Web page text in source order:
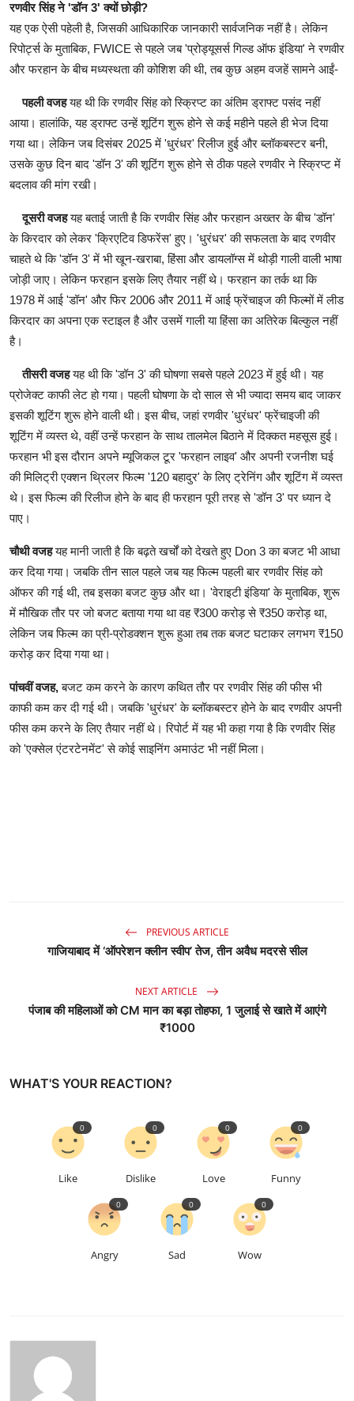
रणवीर सिंह ने 'डॉन 3' क्यों छोड़ी?
यह एक ऐसी पहेली है, जिसकी आध‍िकारिक जानकारी सार्वजनिक नहीं है। लेकिन
रिपोर्ट्स के मुताबिक, FWICE से पहले जब 'प्रोड्यूसर्स गिल्ड ऑफ इंडिया' ने रणवीर
और फरहान के बीच मध्यस्थता की कोश‍िश की थी, तब कुछ अहम वजहें सामने आईं-
पहली वजहयह थी कि रणवीर सिंह को स्क्रिप्ट का अंतिम ड्राफ्ट पसंद नहीं
आया। हालांकि, यह ड्राफ्ट उन्हें शूटिंग शुरू होने से कई महीने पहले ही भेज दिया
गया था। लेकिन जब दिसंबर 2025 में 'धुरंधर' रिलीज हुई और ब्‍लॉकबस्‍टर बनी,
उसके कुछ दिन बाद 'डॉन 3' की शूटिंग शुरू होने से ठीक पहले रणवीर ने स्‍क्र‍िप्‍ट में
बदलाव की मांग रखी।
दूसरी वजहयह बताई जाती है कि रणवीर सिंह और फरहान अख्‍तर के बीच 'डॉन'
के किरदार को लेकर 'क्रिएटिव डिफरेंस' हुए। 'धुरंधर' की सफलता के बाद रणवीर
चाहते थे कि 'डॉन 3' में भी खून-खराबा, हिंसा और डायलॉग्‍स में थोड़ी गाली वाली भाषा
जोड़ी जाए। लेकिन फरहान इसके लिए तैयार नहीं थे। फरहान का तर्क था कि
1978 में आई 'डॉन' और फिर 2006 और 2011 में आई फ्रेंचाइज की फिल्‍मों में लीड
किरदार का अपना एक स्‍टाइल है और उसमें गाली या हिंसा का अतिरेक बिल्‍कुल नहीं
है।
तीसरी वजहयह थी कि 'डॉन 3' की घोषणा सबसे पहले 2023 में हुई थी। यह
प्रोजेक्‍ट काफी लेट हो गया। पहली घोषणा के दो साल से भी ज्यादा समय बाद जाकर
इसकी शूटिंग शुरू होने वाली थी। इस बीच, जहां रणवीर 'धुरंधर' फ्रेंचाइजी की
शूटिंग में व्यस्त थे, वहीं उन्हें फरहान के साथ तालमेल बिठाने में दिक्कत महसूस हुई।
फरहान भी इस दौरान अपने म्यूजिकल टूर 'फरहान लाइव' और अपनी रजनीश घई
की मिलिट्री एक्शन थ्रिलर फ‍िल्म '120 बहादुर' के लिए ट्रेनिंग और शूटिंग में व्‍यस्‍त
थे। इस फिल्‍म की रिलीज होने के बाद ही फरहान पूरी तरह से 'डॉन 3' पर ध्यान दे
पाए।
चौथी वजहयह मानी जाती है कि बढ़ते खर्चों को देखते हुए Don 3 का बजट भी आधा
कर दिया गया। जबकि तीन साल पहले जब यह फ‍िल्म पहली बार रणवीर सिंह को
ऑफर की गई थी, तब इसका बजट कुछ और था। 'वेराइटी इंडिया' के मुताबिक, शुरू
में मौखिक तौर पर जो बजट बताया गया था वह ₹300 करोड़ से ₹350 करोड़ था,
लेकिन जब फिल्म का प्री-प्रोडक्शन शुरू हुआ तब तक बजट घटाकर लगभग ₹150
करोड़ कर दिया गया था।
पांचवीं वजह,बजट कम करने के कारण कथ‍ित तौर पर रणवीर सिंह की फीस भी
काफी कम कर दी गई थी। जबकि 'धुरंधर' के ब्‍लॉकबस्‍टर होने के बाद रणवीर अपनी
फीस कम करने के लिए तैयार नहीं थे। रिपोर्ट में यह भी कहा गया है कि रणवीर सिंह
को 'एक्‍सेल एंटरटेनमेंट' से कोई साइनिंग अमाउंट भी नहीं मिला।
PREVIOUS ARTICLE
गाजियाबाद में ‘ऑपरेशन क्लीन स्वीप’ तेज, तीन अवैध मदरसे सील
NEXT ARTICLE
पंजाब की महिलाओं को CM मान का बड़ा तोहफा, 1 जुलाई से खाते में आएंगे
₹1000
WHAT'S YOUR REACTION?
Like
0
Dislike
0
Love
0
Funny
0
Angry
0
Sad
0
Wow
0